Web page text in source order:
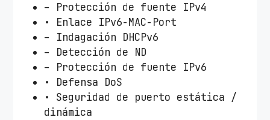
– Protección de fuente IPv4
• Enlace IPv6-MAC-Port
– Indagación DHCPv6
– Detección de ND
– Protección de fuente IPv6
• Defensa DoS
• Seguridad de puerto estática /
dinámica